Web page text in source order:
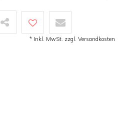
* Inkl. MwSt. zzgl. Versandkosten